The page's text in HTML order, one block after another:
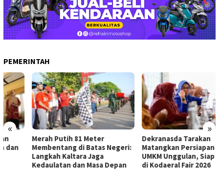
PEMERINTAH
« »
Merah Putih 81 Meter
Membentang di Batas Negeri:
Langkah Kaltara Jaga
Kedaulatan dan Masa Depan
Dekranasda Tarakan
Matangkan Persiapan Produk
UMKM Unggulan, Siap Tampil
di Kodaeral Fair 2026